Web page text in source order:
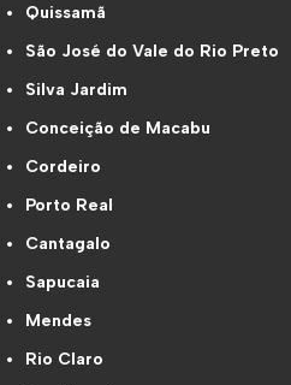
Quissamã
São José do Vale do Rio Preto
Silva Jardim
Conceição de Macabu
Cordeiro
Porto Real
Cantagalo
Sapucaia
Mendes
Rio Claro